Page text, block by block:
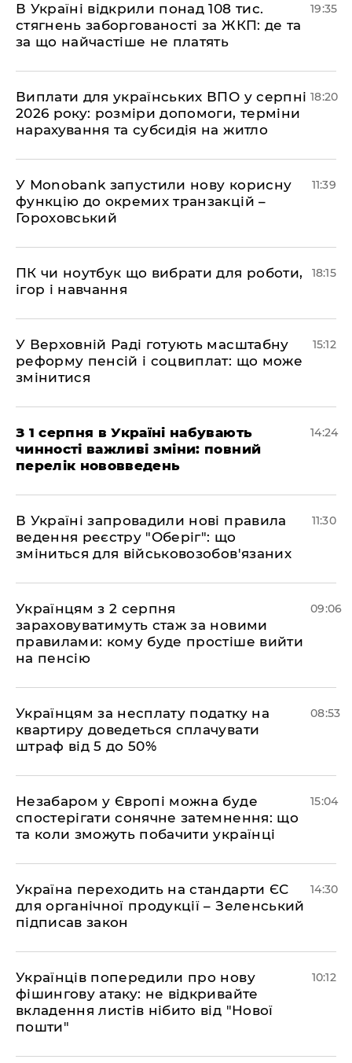
В Україні відкрили понад 108 тис.
стягнень заборгованості за ЖКП: де та
за що найчастіше не платять
19:35
Виплати для українських ВПО у серпні
2026 року: розміри допомоги, терміни
нарахування та субсидія на житло
18:20
У Мonobank запустили нову корисну
функцію до окремих транзакцій –
Гороховський
11:39
ПК чи ноутбук що вибрати для роботи,
ігор і навчання
18:15
У Верховній Раді готують масштабну
реформу пенсій і соцвиплат: що може
змінитися
15:12
З 1 серпня в Україні набувають
чинності важливі зміни: повний
перелік нововведень
14:24
В Україні запровадили нові правила
ведення реєстру "Оберіг": що
зміниться для військовозобов'язаних
11:30
Українцям з 2 серпня
зараховуватимуть стаж за новими
правилами: кому буде простіше вийти
на пенсію
09:06
Українцям за несплату податку на
квартиру доведеться сплачувати
штраф від 5 до 50%
08:53
​Незабаром у Європі можна буде
спостерігати сонячне затемнення: що
та коли зможуть побачити українці
15:04
​Україна переходить на стандарти ЄС
для органічної продукції – Зеленський
підписав закон
14:30
Українців попередили про нову
фішингову атаку: не відкривайте
вкладення листів нібито від "Нової
пошти"
10:12